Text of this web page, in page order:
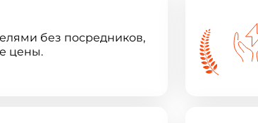
без посредников,
цены.